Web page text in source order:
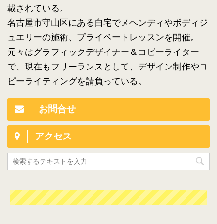
載されている。
名古屋市守山区にある自宅でメヘンディやボディジ
ュエリーの施術、プライベートレッスンを開催。
元々はグラフィックデザイナー＆コピーライター
で、現在もフリーランスとして、デザイン制作やコ
ピーライティングを請負っている。
お問合せ
アクセス